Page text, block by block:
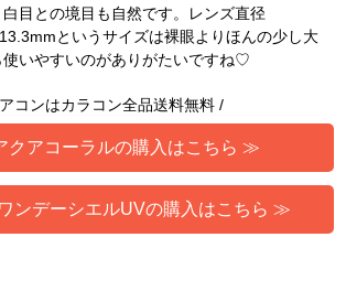
目との境目も自然です。レンズ直径
というサイズは裸眼よりほんの少し大
使いやすいのがありがたいですね♡
コンはカラコン全品送料無料 /
クアコーラルの購入はこちら ≫
ンデーシエルUVの購入はこちら ≫